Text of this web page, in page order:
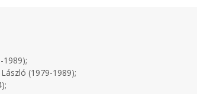
1989);
(1979-1989);